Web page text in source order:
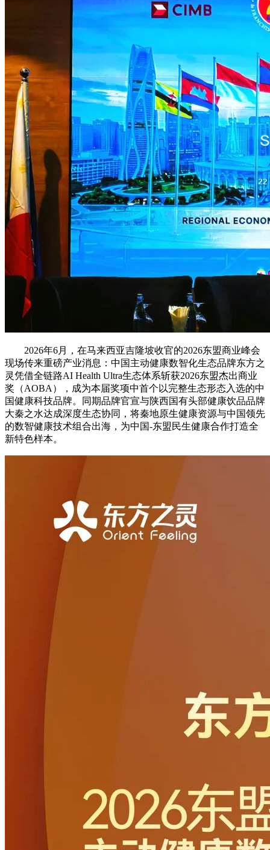
2026年6月，在马来西亚吉隆坡收官的2026东盟商业峰会
现场传来重磅产业消息：中国主动健康数智化生态品牌东方之
灵凭借全链路AI Health Ultra生态体系斩获2026东盟杰出商业
奖（AOBA），成为本届奖项中首个以完整生态形态入选的中
国健康科技品牌。同期品牌官宣与陕西国有头部健康饮品品牌
大秦之水达成深度生态协同，将秦地原生健康资源与中国领先
的数智健康技术组合出海，为中国-东盟民生健康合作打造全
新特色样本。